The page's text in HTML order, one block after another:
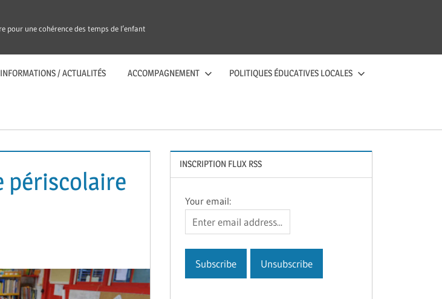
pour une cohérence des temps de l’enfant
INFORMATIONS / ACTUALITÉS ACCOMPAGNEMENT POLITIQUES ÉDUCATIVES LOCALES
périscolaire
INSCRIPTION FLUX RSS
Your email: